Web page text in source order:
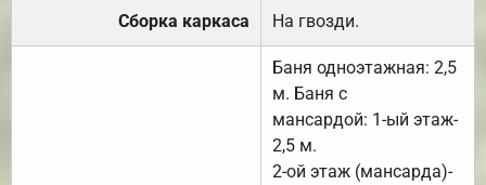
Сборка каркаса На гвозди.
Баня одноэтажная: 2,5
м. Баня с
мансардой: 1-ый этаж-
2,5 м.
2-ой этаж (мансарда)-